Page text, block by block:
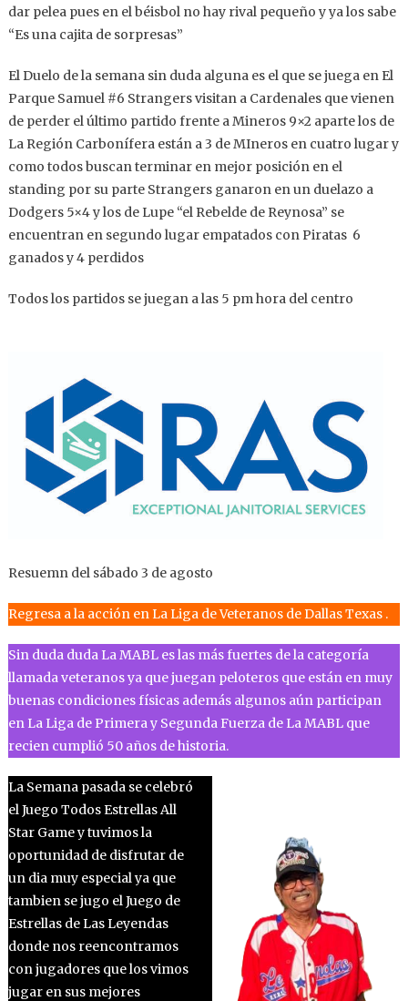
dar pelea pues en el béisbol no hay rival pequeño y ya los sabe
“Es una cajita de sorpresas”
El Duelo de la semana sin duda alguna es el que se juega en El
Parque Samuel #6 Strangers visitan a Cardenales que vienen
de perder el último partido frente a Mineros 9×2 aparte los de
La Región Carbonífera están a 3 de MIneros en cuatro lugar y
como todos buscan terminar en mejor posición en el
standing por su parte Strangers ganaron en un duelazo a
Dodgers 5×4 y los de Lupe “el Rebelde de Reynosa” se
encuentran en segundo lugar empatados con Piratas 6
ganados y 4 perdidos
Todos los partidos se juegan a las 5 pm hora del centro
Resuemn del sábado 3 de agosto
Regresa a la acción en La Liga de Veteranos de Dallas Texas .
Sin duda duda La MABL es las más fuertes de la categoría
llamada veteranos ya que juegan peloteros que están en muy
buenas condiciones físicas además algunos aún participan
en La Liga de Primera y Segunda Fuerza de La MABL que
recien cumplió 50 años de historia.
La Semana pasada se celebró
el Juego Todos Estrellas All
Star Game y tuvimos la
oportunidad de disfrutar de
un dia muy especial ya que
tambien se jugo el Juego de
Estrellas de Las Leyendas
donde nos reencontramos
con jugadores que los vimos
jugar en sus mejores